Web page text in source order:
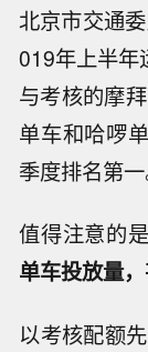
北京市交通
019年上半年
与考核的摩
单车和哈啰
季度排名第一
值得注意的
单车投放量
以考核配额